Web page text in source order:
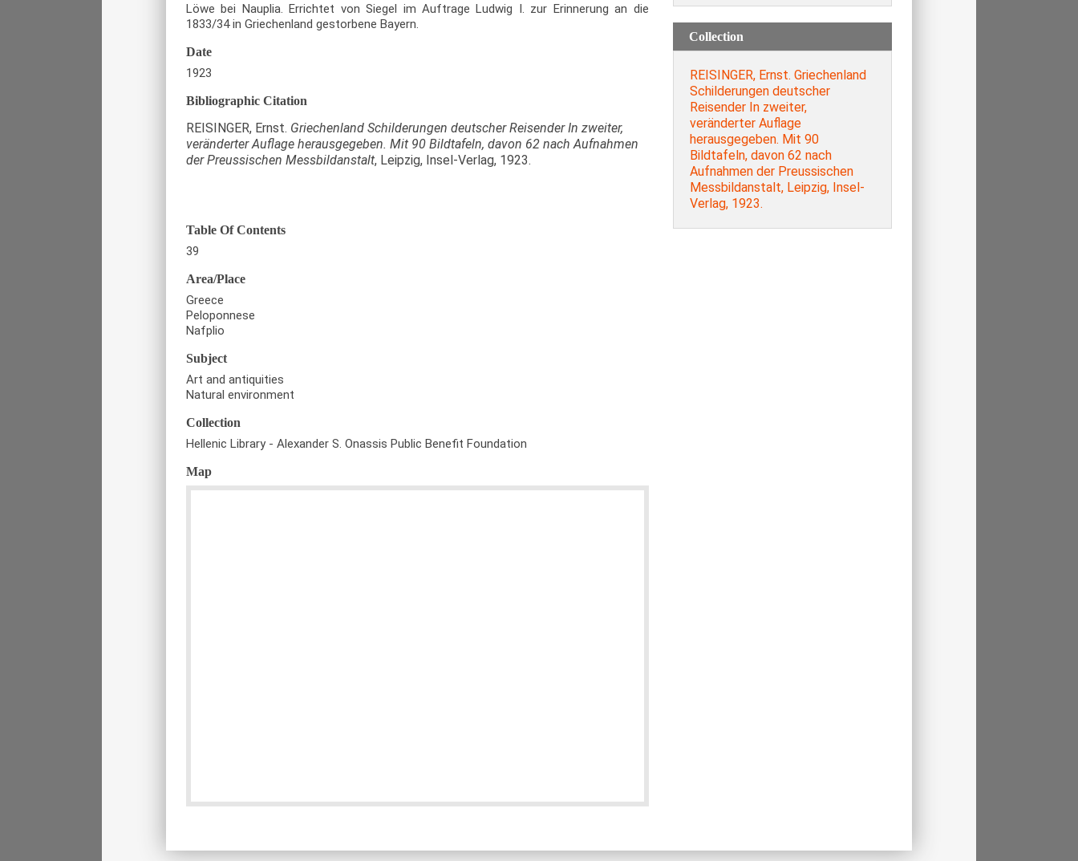
Löwe bei Nauplia. Errichtet von Siegel im Auftrage Ludwig I. zur Erinnerung an die
1833/34 in Griechenland gestorbene Bayern.
Date
1923
Bibliographic Citation
REISINGER, Ernst. Griechenland Schilderungen deutscher Reisender In zweiter,
veränderter Auflage herausgegeben. Mit 90 Bildtafeln, davon 62 nach Aufnahmen
der Preussischen Messbildanstalt, Leipzig, Insel-Verlag, 1923.
Table Of Contents
39
Area/Place
Greece
Peloponnese
Nafplio
Subject
Art and antiquities
Natural environment
Collection
Hellenic Library - Alexander S. Onassis Public Benefit Foundation
Map
Collection
REISINGER, Ernst. Griechenland
Schilderungen deutscher
Reisender In zweiter,
veränderter Auflage
herausgegeben. Mit 90
Bildtafeln, davon 62 nach
Aufnahmen der Preussischen
Messbildanstalt, Leipzig, Insel-
Verlag, 1923.